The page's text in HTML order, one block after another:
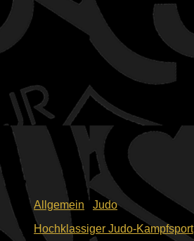
Allgemein
Judo
Hochklassiger Judo-Kampfsport